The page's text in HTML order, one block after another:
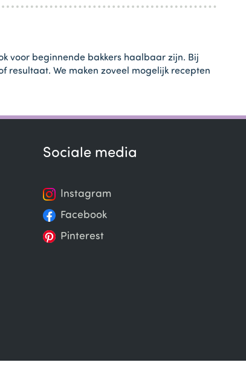
voor beginnende bakkers haalbaar zijn. Bij
resultaat. We maken zoveel mogelijk recepten
Sociale media
Instagram
Facebook
Pinterest